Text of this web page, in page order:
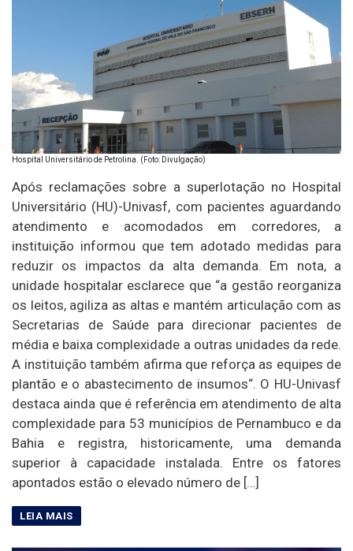
Hospital Universitário de Petrolina. (Foto: Divulgação)
Após reclamações sobre a superlotação no Hospital
Universitário (HU)-Univasf, com pacientes aguardando
atendimento e acomodados em corredores, a
instituição informou que tem adotado medidas para
reduzir os impactos da alta demanda. Em nota, a
unidade hospitalar esclarece que “a gestão reorganiza
os leitos, agiliza as altas e mantém articulação com as
Secretarias de Saúde para direcionar pacientes de
média e baixa complexidade a outras unidades da rede.
A instituição também afirma que reforça as equipes de
plantão e o abastecimento de insumos“. O HU-Univasf
destaca ainda que é referência em atendimento de alta
complexidade para 53 municípios de Pernambuco e da
Bahia e registra, historicamente, uma demanda
superior à capacidade instalada. Entre os fatores
apontados estão o elevado número de […]